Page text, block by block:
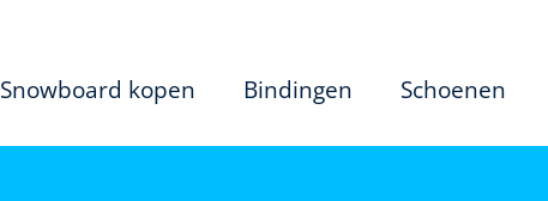
Snowboard kopen Bindingen Schoenen